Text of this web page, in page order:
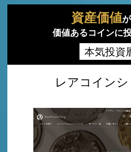
資産価値
価値あるコインに
本気投資
レアコイン